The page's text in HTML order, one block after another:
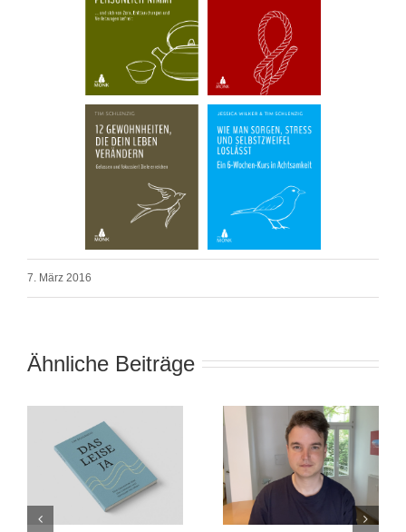
7. März 2016
Ähnliche Beiträge